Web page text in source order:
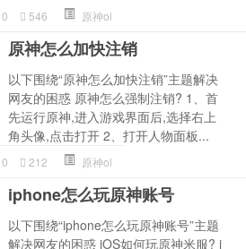
0 546 原神ol
原神怎么加快注销
以下围绕“原神怎么加快注销”主题解决
网友的困惑 原神怎么强制注销? 1、首
先运行原神,进入游戏界面后,选择右上
角头像,点击打开 2、打开人物面板...
0 212 原神ol
iphone怎么玩原神账号
以下围绕“iphone怎么玩原神账号”主题
解决网友的困惑 iOS如何玩原神米服? i